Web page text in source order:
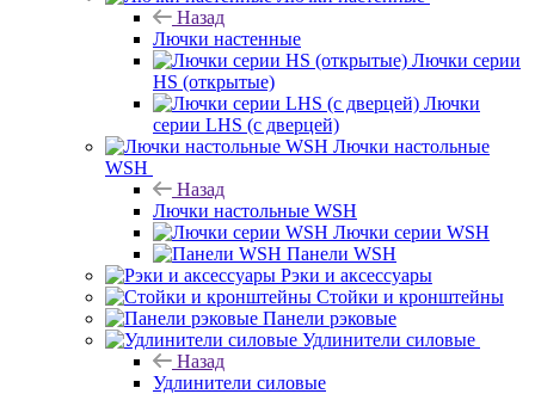
Назад
Лючки настенные
Лючки серии
HS (открытые)
Лючки
серии LHS (с дверцей)
Лючки настольные
WSH
Назад
Лючки настольные WSH
Лючки серии WSH
Панели WSH
Рэки и аксессуары
Стойки и кронштейны
Панели рэковые
Удлинители силовые
Назад
Удлинители силовые